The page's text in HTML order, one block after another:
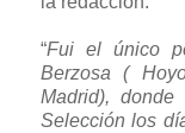
“Fui el único
Berzosa (
Madrid),
Selección los